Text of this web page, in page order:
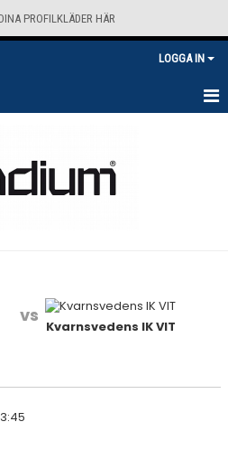
PROFILKLÄDER HÄR
LOGGA IN
vs
Kvarnsvedens IK VIT